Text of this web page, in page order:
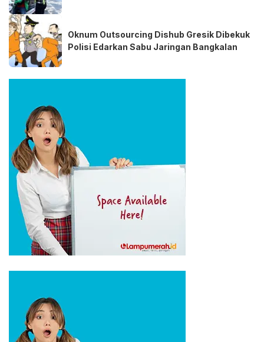
Oknum Outsourcing Dishub Gresik Dibekuk
Polisi Edarkan Sabu Jaringan Bangkalan